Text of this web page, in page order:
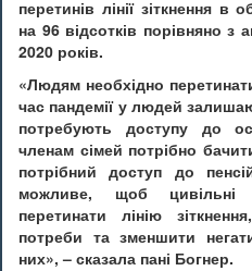
перетинів лінії зіткнення
на 96 відсотків порівняно з
2020 років.
«Людям необхідно
час пандемії у людей
потребують доступу до
членам сімей потрібно
потрібний доступ до
можливе, щоб
перетинати лінію
потреби та зменшити
них», – сказала пані Богнер.